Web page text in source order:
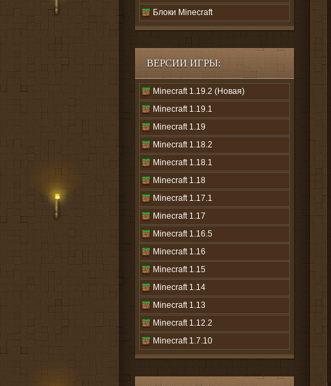
Блоки Minecraft
ВЕРСИИ ИГРЫ:
Minecraft 1.19.2 (Новая)
Minecraft 1.19.1
Minecraft 1.19
Minecraft 1.18.2
Minecraft 1.18.1
Minecraft 1.18
Minecraft 1.17.1
Minecraft 1.17
Minecraft 1.16.5
Minecraft 1.16
Minecraft 1.15
Minecraft 1.14
Minecraft 1.13
Minecraft 1.12.2
Minecraft 1.7.10